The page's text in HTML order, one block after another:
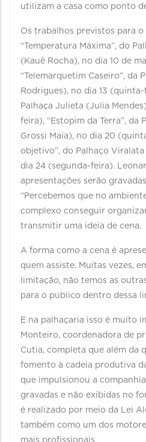
utilizam a casa como ponto
Os trabalhos previstos para o
“Temperatura Máxima”, do
(Kauê Rocha), no dia 10 de
“Telemarquetim Caseiro”, da
Rodrigues), no dia 13 (quinta-
Palhaça Julieta (Julia
feira), “Estopim da Terra”, da
Grossi Maia), no dia 20
objetivo”, do Palhaço
dia 24 (segunda-feira).
apresentações serão
“Percebemos que no
complexo conseguir
transmitir uma ideia de cena.
A forma como a cena é
quem assiste. Muitas vezes,
limitação, não temos as
para o público dentro dessa
E na palhaçaria isso é muito
Monteiro, coordenadora de
Cutia, completa que além da
fomento à cadeia produtiva
que impulsionou a
gravadas e não exibidas no
é realizado por meio da Lei
também como um dos
mais profissionais.